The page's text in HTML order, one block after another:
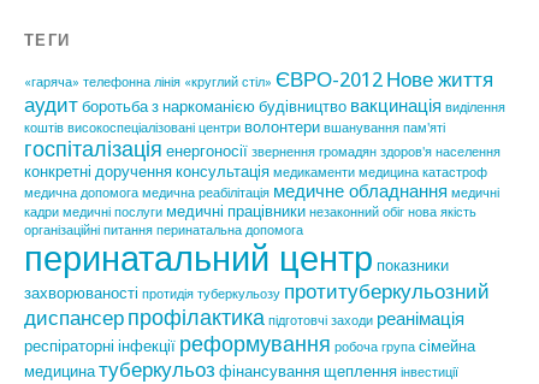
ТЕГИ
«гаряча» телефонна лінія «круглий стіл» ЄВРО-2012 Нове життя
аудит боротьба з наркоманією будівництво вакцинація виділення
коштів високоспеціалізовані центри волонтери вшанування пам'яті
госпіталізація енергоносії звернення громадян здоров'я населення
конкретні доручення консультація медикаменти медицина катастроф
медична допомога медична реабілітація медичне обладнання медичні
кадри медичні послуги медичні працівники незаконний обіг нова якість
організаційні питання перинатальна допомога
перинатальний центр показники
захворюваності протидія туберкульозу протитуберкульозний
диспансер профілактика підготовчі заходи реанімація
респіраторні інфекції реформування робоча група сімейна
медицина туберкульоз фінансування щеплення інвестиції